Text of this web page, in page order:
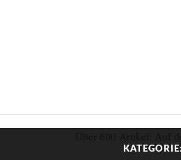
KATEGORIE: